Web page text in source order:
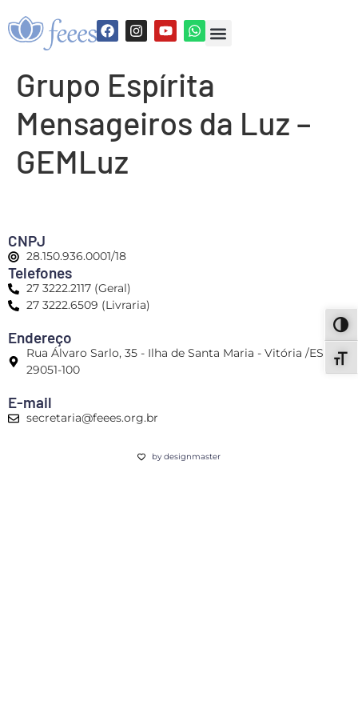
Grupo Espírita
Mensageiros da Luz –
GEMLuz
CNPJ
28.150.936.0001/18
Telefones
27 3222.2117 (Geral)
27 3222.6509 (Livraria)
Endereço
Rua Álvaro Sarlo, 35 - Ilha de Santa Maria - Vitória /ES -
29051-100
E-mail
secretaria@feees.org.br
by designmaster